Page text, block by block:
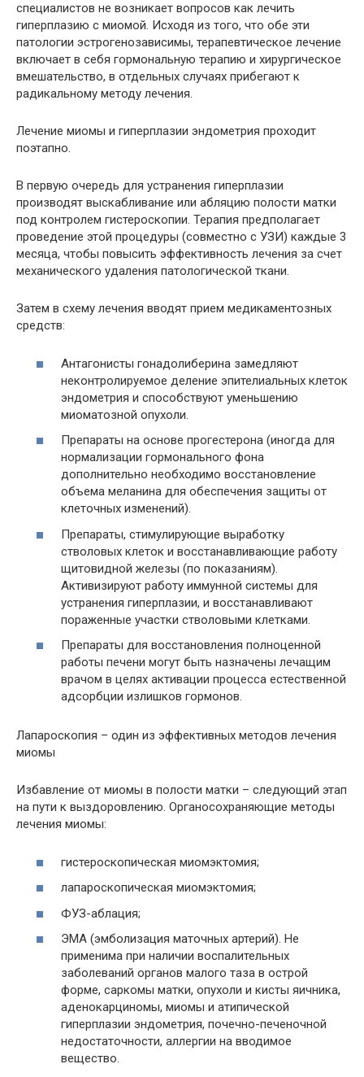
специалистов не возникает вопросов как лечить
гиперплазию с миомой. Исходя из того, что обе эти
патологии эстрогенозависимы, терапевтическое лечение
включает в себя гормональную терапию и хирургическое
вмешательство, в отдельных случаях прибегают к
радикальному методу лечения.
Лечение миомы и гиперплазии эндометрия проходит
поэтапно.
В первую очередь для устранения гиперплазии
производят выскабливание или абляцию полости матки
под контролем гистероскопии. Терапия предполагает
проведение этой процедуры (совместно с УЗИ) каждые 3
месяца, чтобы повысить эффективность лечения за счет
механического удаления патологической ткани.
Затем в схему лечения вводят прием медикаментозных
средств:
Антагонисты гонадолиберина замедляют
неконтролируемое деление эпителиальных клеток
эндометрия и способствуют уменьшению
миоматозной опухоли.
Препараты на основе прогестерона (иногда для
нормализации гормонального фона
дополнительно необходимо восстановление
объема меланина для обеспечения защиты от
клеточных изменений).
Препараты, стимулирующие выработку
стволовых клеток и восстанавливающие работу
щитовидной железы (по показаниям).
Активизируют работу иммунной системы для
устранения гиперплазии, и восстанавливают
пораженные участки стволовыми клетками.
Препараты для восстановления полноценной
работы печени могут быть назначены лечащим
врачом в целях активации процесса естественной
адсорбции излишков гормонов.
Лапароскопия – один из эффективных методов лечения
миомы
Избавление от миомы в полости матки – следующий этап
на пути к выздоровлению. Органосохраняющие методы
лечения миомы:
гистероскопическая миомэктомия;
лапароскопическая миомэктомия;
ФУЗ-аблация;
ЭМА (эмболизация маточных артерий). Не
применима при наличии воспалительных
заболеваний органов малого таза в острой
форме, саркомы матки, опухоли и кисты яичника,
аденокарциномы, миомы и атипической
гиперплазии эндометрия, почечно-печеночной
недостаточности, аллергии на вводимое
вещество.